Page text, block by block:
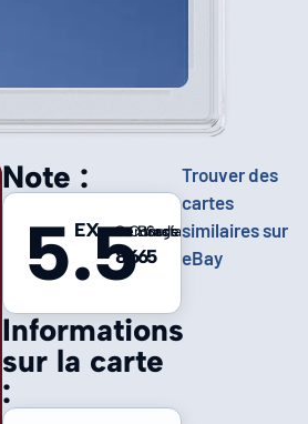
Informations
sur la carte
:
Note :
5.5
EX- Centrage
8
Coins
6
Bords
6
Surface
5
Trouver des
cartes
similaires sur
eBay